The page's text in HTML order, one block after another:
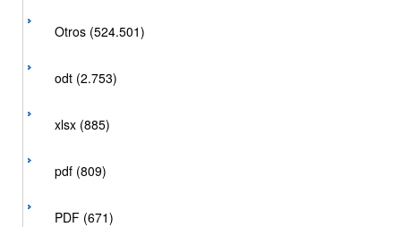
Otros (524.501)
odt (2.753)
xlsx (885)
pdf (809)
PDF (671)